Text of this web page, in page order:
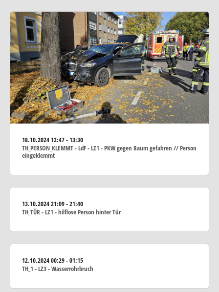
18.10.202412:47 - 13:30
TH_PERSON_KLEMMT - LdF - LZ1 - PKW gegen Baum gefahren // Person
eingeklemmt
13.10.202421:09 - 21:40
TH_TÜR - LZ1 - hilflose Person hinter Tür
12.10.202400:29 - 01:15
TH_1 - LZ3 - Wasserrohrbruch